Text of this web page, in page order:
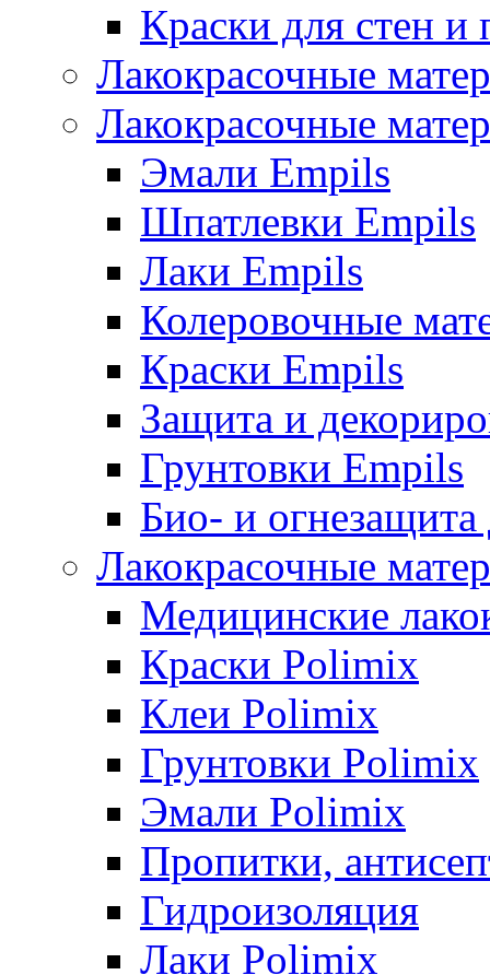
Краски для стен и
Лакокрасочные
Лакокрасочные
Эмали Empils
Шпатлевки Empils
Лаки Empils
Колеровочные
Краски Empils
Защита и
Грунтовки Empils
Био- и
Лакокрасочные
Медицинские
Краски Polimix
Клеи Polimix
Грунтовки Polimix
Эмали Polimix
Пропитки,
Гидроизоляция
Лаки Polimix